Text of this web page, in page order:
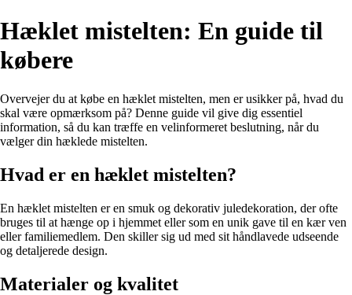
Hæklet mistelten: En guide til
købere
Overvejer du at købe en hæklet mistelten, men er usikker på, hvad du
skal være opmærksom på? Denne guide vil give dig essentiel
information, så du kan træffe en velinformeret beslutning, når du
vælger din hæklede mistelten.
Hvad er en hæklet mistelten?
En hæklet mistelten er en smuk og dekorativ juledekoration, der ofte
bruges til at hænge op i hjemmet eller som en unik gave til en kær ven
eller familiemedlem. Den skiller sig ud med sit håndlavede udseende
og detaljerede design.
Materialer og kvalitet